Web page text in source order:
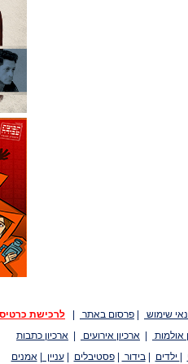
שימוש פרסום באתר
לרכישת
אולמות ארכיון אירועים
ארכיון כתבות
ילדים |בידור |פסטיבלים |עניין |אמנים